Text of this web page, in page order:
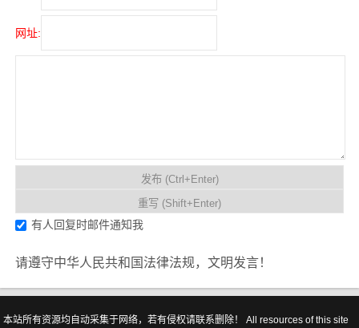
网址:
有人回复时邮件通知我
请遵守中华人民共和国法律法规，文明发言！
本站所有资源均自动采集于网络，若有侵权请联系删除！ All resources of this site